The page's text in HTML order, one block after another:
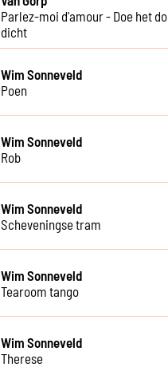
Parlez-moi d'amour - Doe het
dicht
Wim Sonneveld
Poen
Wim Sonneveld
Rob
Wim Sonneveld
Scheveningse tram
Wim Sonneveld
Tearoom tango
Wim Sonneveld
Therese